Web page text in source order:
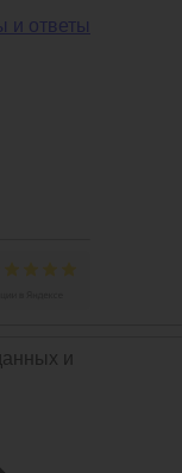
и ответы
и